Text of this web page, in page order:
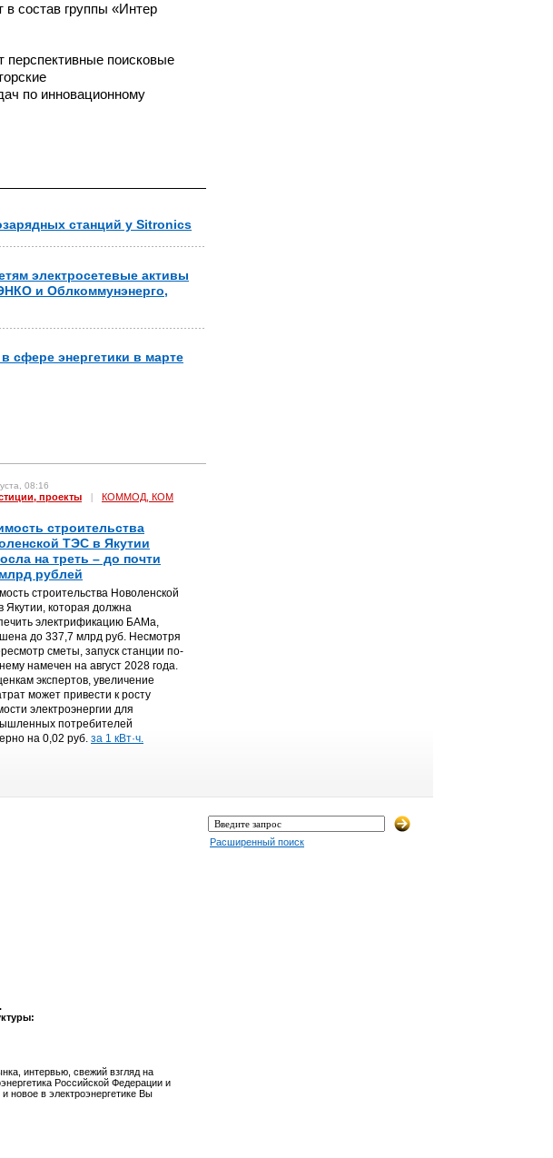
состав группы «Интер
перспективные поисковые
по инновационному
станций у Sitronics
электросетевые активы
и Облкоммунэнерго,
сфере энергетики в марте
08:16
проекты |
КОММОД, КОМ
строительства
ТЭС в Якутии
на треть – до почти
рублей
строительства Новоленской
Якутии, которая должна
электрификацию БАМа,
до 337,7 млрд руб. Несмотря
сметы, запуск станции по-
намечен на август 2028 года.
экспертов, увеличение
может привести к росту
электроэнергии для
потребителей
на 0,02 руб. за 1 кВт·ч.
интервью, свежий взгляд на
Российской Федерации и
новое в электроэнергетике Вы
Расширенный поиск